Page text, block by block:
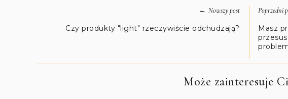
← Nowszy post
Czy produkty "light" rzeczywiście odchudzają?
Poprzedni
Masz
Może zainteresuje